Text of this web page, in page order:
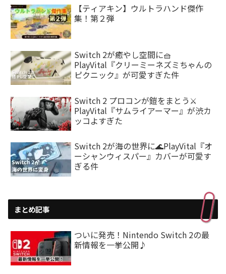
【ティアキン】ウルトラハンド傑作
集！第２弾
Switch 2が癒やし空間に🧺
PlayVital『クリーミーネズミちゃんの
ピクニック』が可愛すぎた件
Switch 2 プロコンが鎧をまとう⚔️
PlayVital『サムライアーマー』が渋カ
ッコよすぎた
Switch 2が海の世界に🌊PlayVital『オ
ーシャンウィスパー』カバーが可愛す
ぎる件
まとめ記事
ついに発売！Nintendo Switch 2の最
新情報を一挙公開♪